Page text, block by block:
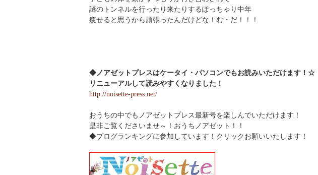
謎のトンネルを行ったり来たりするぽっちゃり中年
痩せると思うから頑張ったんだけどな！む・だ！！！
◆ノアゼットプレスはケータイ・パソコンでもお読みいただけます！☆
リニューアルして読みやすくなりました！
http://noisette-press.net/
おうちの中でもノアゼットプレス最新号を楽しんでいただけます！
是非ご覧くださいませ～！おうちノアゼット！！
◆ブログランキングに参加しています！ クリックお願いいたします！